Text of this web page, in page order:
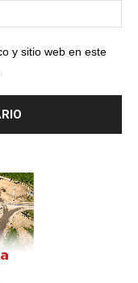
y sitio web en este